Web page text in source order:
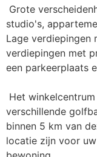
studio's,
Lage verdiepingen
verdiepingen met
een parkeerplaats
verschillende
binnen 5 km van
locatie zijn voor